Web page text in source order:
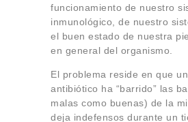
funcionamiento de nuestro
inmunológico, de nuestro
el buen estado de nuestra
en general del organismo.
El problema reside en que
antibiótico ha “barrido” las
malas como buenas) de la
deja indefensos durante un